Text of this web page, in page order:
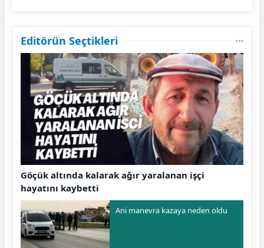
Editörün Seçtikleri
Göçük altında kalarak ağır yaralanan işçi
hayatını kaybetti
Ani manevra kazaya neden oldu